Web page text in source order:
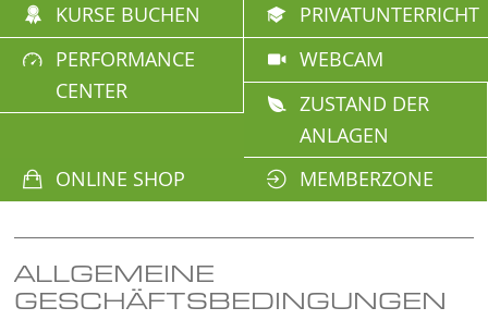
KURSE BUCHEN
PRIVATUNTERRICHT
PERFORMANCE
CENTER
WEBCAM
ZUSTAND DER
ANLAGEN
ONLINE SHOP
MEMBERZONE
ALLGEMEINE
GESCHÄFTSBEDINGUNGEN